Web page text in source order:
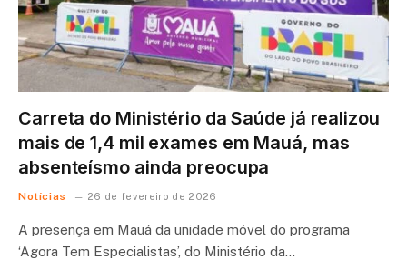
Carreta do Ministério da Saúde já realizou
mais de 1,4 mil exames em Mauá, mas
absenteísmo ainda preocupa
Notícias 26 de fevereiro de 2026
A presença em Mauá da unidade móvel do programa
‘Agora Tem Especialistas’, do Ministério da…